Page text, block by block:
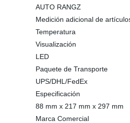
AUTO RANGZ
Medición adicional de
Temperatura
Visualización
LED
Paquete de Transporte
UPS/DHL/FedEx
Especificación
88 mm x 217 mm x 297 mm
Marca Comercial